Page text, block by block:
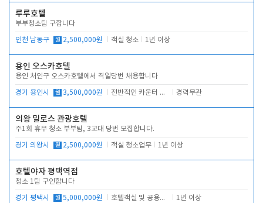
루루호텔
부부청소팀 구합니다
인천 남동구 월 2,500,000원 객실 청소 1년 이상
용인 오스카호텔
용인 처인구 오스카호텔에서 격일당번 채용합니다
경기 용인시 월 3,500,000원 전반적인 카운터 업무 경력무관
의왕 밀로스 관광호텔
주1회 휴무 청소 부부팀, 3교대 당번 모집합니다.
경기 의왕시 월 2,500,000원 객실 청소업무 1년 이상
호텔야자 평택역점
청소 1팀 구인합니다
경기 평택시 월 5,000,000원 호텔객실 및 공용시설 청소 관리 1년 이상